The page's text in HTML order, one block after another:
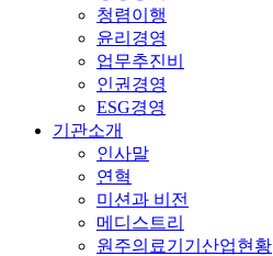
청렴이행
윤리경영
업무추진비
인권경영
ESG경영
기관소개
인사말
연혁
미션과 비전
메디스트리
원주의료기기산업현황